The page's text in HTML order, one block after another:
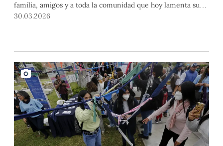
familia, amigos y a toda la comunidad que hoy lamenta su
partida.
30.03.2026